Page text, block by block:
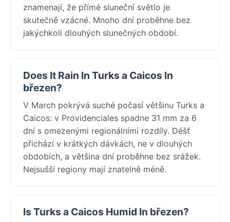
znamenají, že přímé sluneční světlo je
skutečně vzácné. Mnoho dní proběhne bez
jakýchkoli dlouhých slunečných období.
Does It Rain In Turks a Caicos In
březen?
V March pokrývá suché počasí většinu Turks a
Caicos: v Providenciales spadne 31 mm za 6
dní s omezenými regionálními rozdíly. Déšť
přichází v krátkých dávkách, ne v dlouhých
obdobích, a většina dní proběhne bez srážek.
Nejsušší regiony mají znatelně méně.
Is Turks a Caicos Humid In březen?